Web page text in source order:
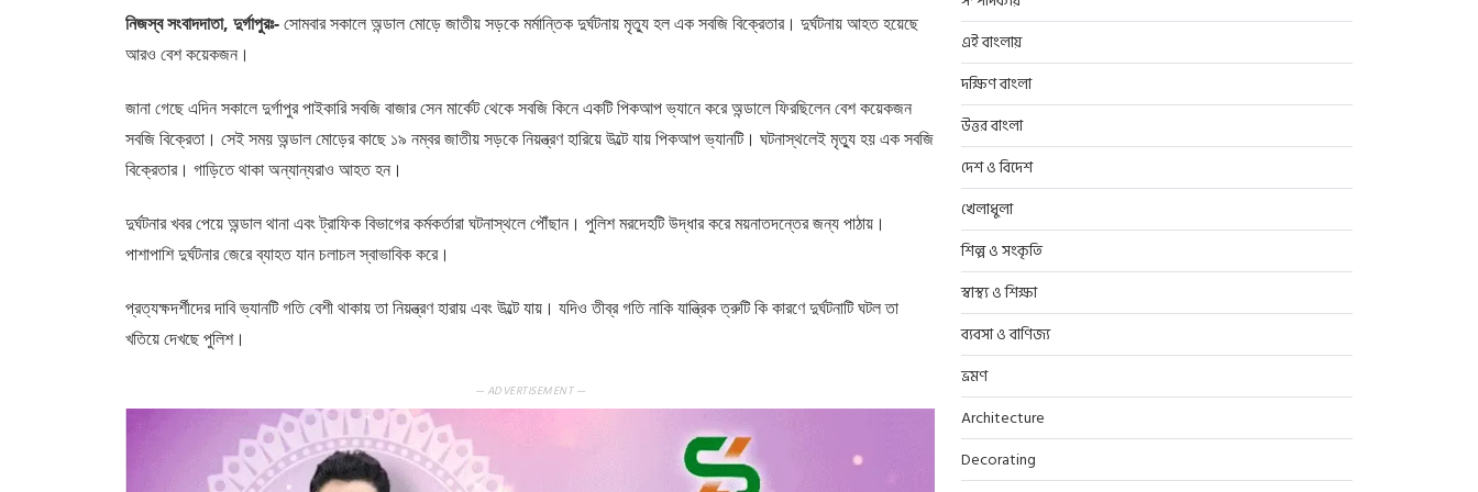
নিজস্ব সংবাদদাতা, দুর্গাপুরঃ-সোমবার সকালে অন্ডাল মোড়ে জাতীয় সড়কে মর্মান্তিক দুর্ঘটনায় মৃত্যু হল এক সবজি বিক্রেতার। দুর্ঘটনায় আহত হয়েছে
আরও বেশ কয়েকজন।
জানা গেছে এদিন সকালে দুর্গাপুর পাইকারি সবজি বাজার সেন মার্কেট থেকে সবজি কিনে একটি পিকআপ ভ্যানে করে অন্ডালে ফিরছিলেন বেশ কয়েকজন
সবজি বিক্রেতা। সেই সময় অন্ডাল মোড়ের কাছে ১৯ নম্বর জাতীয় সড়কে নিয়ন্ত্রণ হারিয়ে উল্টে যায় পিকআপ ভ্যানটি। ঘটনাস্থলেই মৃত্যু হয় এক সবজি
বিক্রেতার। গাড়িতে থাকা অন্যান্যরাও আহত হন।
দুর্ঘটনার খবর পেয়ে অন্ডাল থানা এবং ট্রাফিক বিভাগের কর্মকর্তারা ঘটনাস্থলে পৌঁছান। পুলিশ মরদেহটি উদ্ধার করে ময়নাতদন্তের জন্য পাঠায়।
পাশাপাশি দুর্ঘটনার জেরে ব্যাহত যান চলাচল স্বাভাবিক করে।
প্রত্যক্ষদর্শীদের দাবি ভ্যানটি গতি বেশী থাকায় তা নিয়ন্ত্রণ হারায় এবং উল্টে যায়। যদিও তীব্র গতি নাকি যান্ত্রিক ত্রুটি কি কারণে দুর্ঘটনাটি ঘটল তা
খতিয়ে দেখছে পুলিশ।
— ADVERTISEMENT —
এই বাংলায়
দক্ষিণ বাংলা
উত্তর বাংলা
দেশ ও বিদেশ
খেলাধুলা
শিল্প ও সংকৃতি
স্বাস্থ্য ও শিক্ষা
ব্যবসা ও বাণিজ্য
ভ্রমণ
Architecture
Decorating